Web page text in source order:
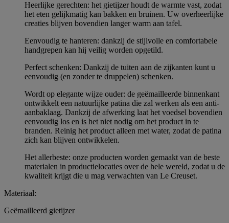
Heerlijke gerechten: het gietijzer houdt de warmte vast, zodat
het eten gelijkmatig kan bakken en bruinen. Uw overheerlijke
creaties blijven bovendien langer warm aan tafel.
Eenvoudig te hanteren: dankzij de stijlvolle en comfortabele
handgrepen kan hij veilig worden opgetild.
Perfect schenken: Dankzij de tuiten aan de zijkanten kunt u
eenvoudig (en zonder te druppelen) schenken.
Wordt op elegante wijze ouder: de geëmailleerde binnenkant
ontwikkelt een natuurlijke patina die zal werken als een anti-
aanbaklaag. Dankzij de afwerking laat het voedsel bovendien
eenvoudig los en is het niet nodig om het product in te
branden. Reinig het product alleen met water, zodat de patina
zich kan blijven ontwikkelen.
Het allerbeste: onze producten worden gemaakt van de beste
materialen in productielocaties over de hele wereld, zodat u de
kwaliteit krijgt die u mag verwachten van Le Creuset.
Materiaal:
Geëmailleerd gietijzer